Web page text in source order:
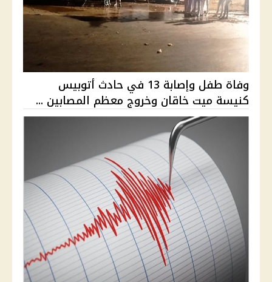
وفاة طفل وإصابة 13 في حادث أتوبيس
كنيسة ميت خاقان وخروج معظم المصابين ...